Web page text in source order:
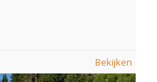
Bekijken